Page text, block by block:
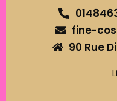
fine-
90 Rue